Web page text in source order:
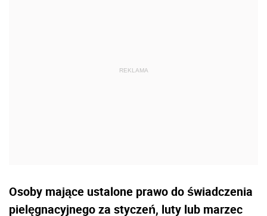
Osoby mające ustalone prawo do świadczenia
pielęgnacyjnego za styczeń, luty lub marzec